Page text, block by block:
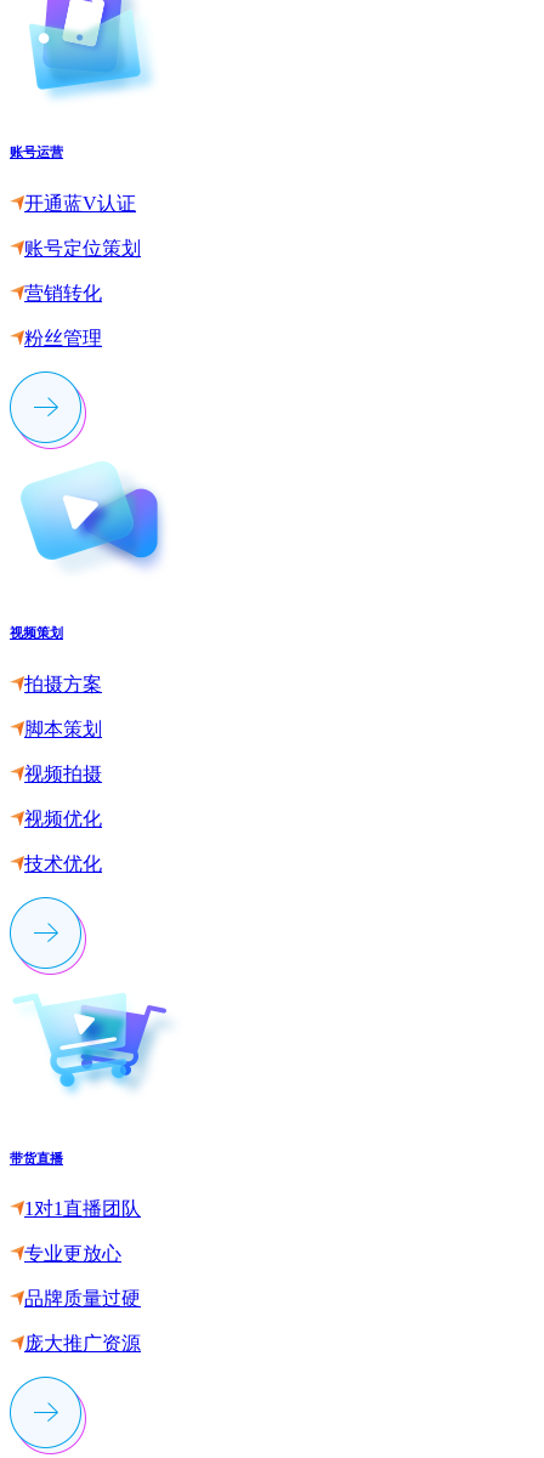
账号运营
开通蓝V认证
账号定位策划
营销转化
粉丝管理
视频策划
拍摄方案
脚本策划
视频拍摄
视频优化
技术优化
带货直播
1对1直播团队
专业更放心
品牌质量过硬
庞大推广资源